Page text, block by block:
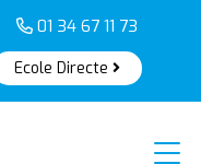
01 34 67 11 73
Ecole Directe